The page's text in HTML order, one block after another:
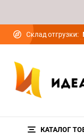
Склад отгрузки:
КАТАЛОГ